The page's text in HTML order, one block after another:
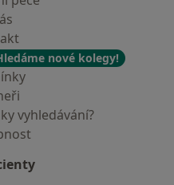
nové kolegy!
vyhledávání?